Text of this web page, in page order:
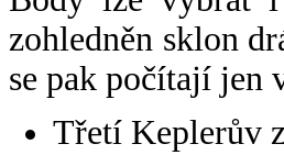
zohledněn sklon
se pak počítají jen
Třetí Keplerův